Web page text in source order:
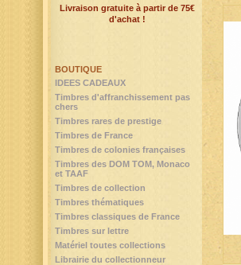
BOUTIQUE
IDEES CADEAUX
Timbres d'affranchissement pas
chers
Timbres rares de prestige
Timbres de France
Timbres de colonies françaises
Timbres des DOM TOM, Monaco
et TAAF
Timbres de collection
Timbres thématiques
Timbres classiques de France
Timbres sur lettre
Matériel toutes collections
Librairie du collectionneur
Livraison gratuite à partir de 75€
d'achat !